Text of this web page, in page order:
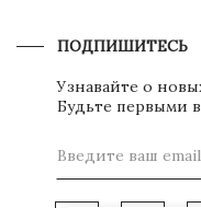
ПОДПИШИТЕСЬ
Узнавайте о
Будьте первыми